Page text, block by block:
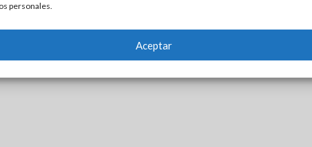
personales.
Aceptar